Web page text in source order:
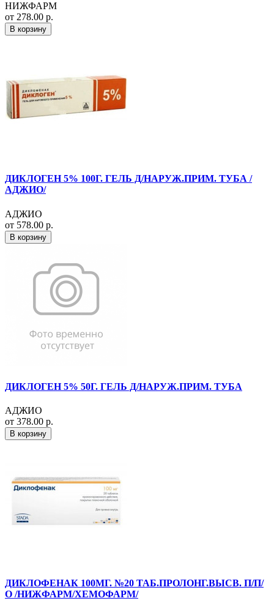
НИЖФАРМ
от 278.00 р.
В корзину
ДИКЛОГЕН 5% 100Г. ГЕЛЬ Д/НАРУЖ.ПРИМ. ТУБА /
АДЖИО/
АДЖИО
от 578.00 р.
В корзину
ДИКЛОГЕН 5% 50Г. ГЕЛЬ Д/НАРУЖ.ПРИМ. ТУБА
АДЖИО
от 378.00 р.
В корзину
ДИКЛОФЕНАК 100МГ. №20 ТАБ.ПРОЛОНГ.ВЫСВ. П/П/
О /НИЖФАРМ/ХЕМОФАРМ/